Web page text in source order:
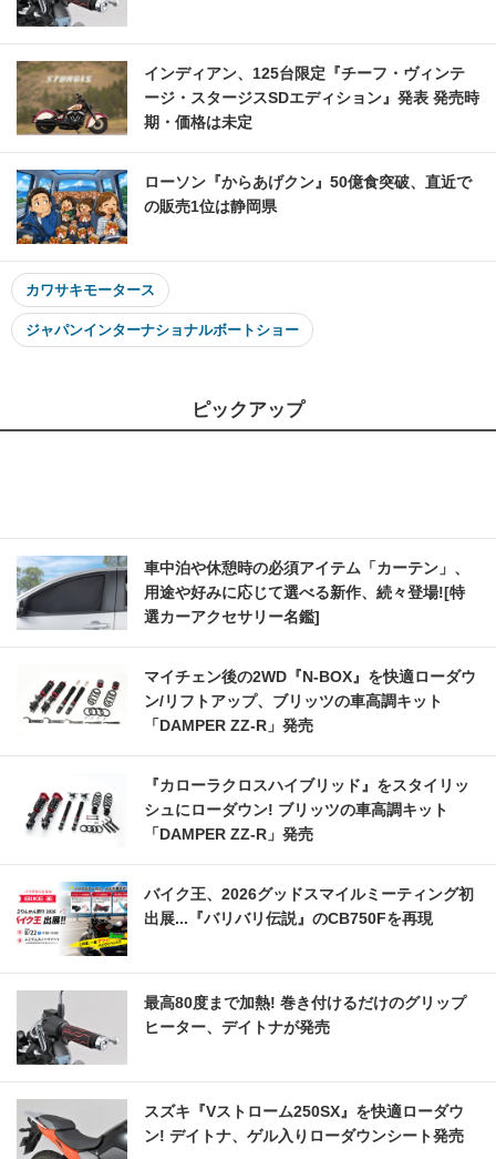
インディアン、125台限定『チーフ・ヴィンテ
ージ・スタージスSDエディション』発表 発売時
期・価格は未定
ローソン『からあげクン』50億食突破、直近で
の販売1位は静岡県
カワサキモータース
ジャパンインターナショナルボートショー
ピックアップ
車中泊や休憩時の必須アイテム「カーテン」、
用途や好みに応じて選べる新作、続々登場![特
選カーアクセサリー名鑑]
マイチェン後の2WD『N-BOX』を快適ローダウ
ン/リフトアップ、ブリッツの車高調キット
「DAMPER ZZ-R」発売
『カローラクロスハイブリッド』をスタイリッ
シュにローダウン! ブリッツの車高調キット
「DAMPER ZZ-R」発売
バイク王、2026グッドスマイルミーティング初
出展...『バリバリ伝説』のCB750Fを再現
最高80度まで加熱! 巻き付けるだけのグリップ
ヒーター、デイトナが発売
スズキ『Vストローム250SX』を快適ローダウ
ン! デイトナ、ゲル入りローダウンシート発売